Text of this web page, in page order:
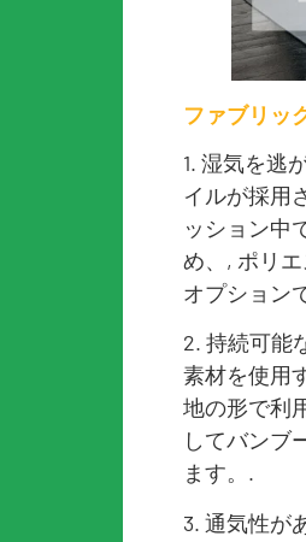
ファブリッ
1. 湿気を逃
イルが採用
ッション中
め、, ポリ
オプション
2. 持続可能
素材を使用
地の形で利
してバンブ
ます。.
3. 通気性が